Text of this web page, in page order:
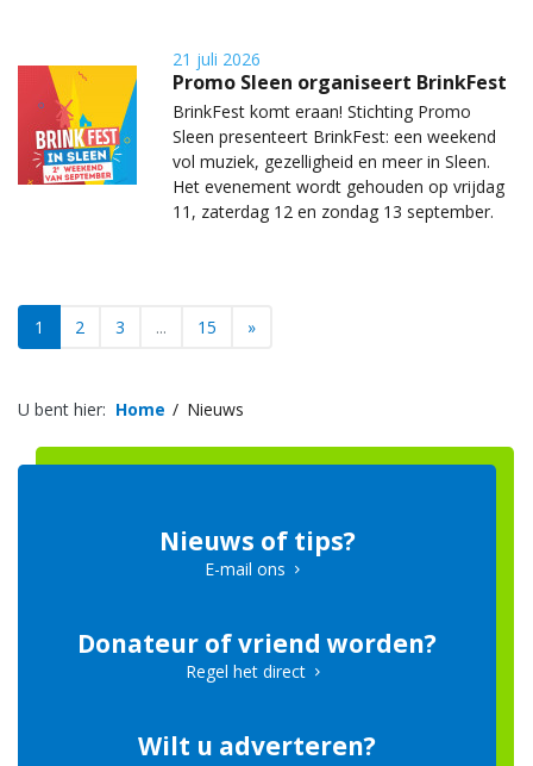
21 juli 2026
Promo Sleen organiseert BrinkFest
BrinkFest komt eraan! Stichting Promo
Sleen presenteert BrinkFest: een weekend
vol muziek, gezelligheid en meer in Sleen.
Het evenement wordt gehouden op vrijdag
11, zaterdag 12 en zondag 13 september.
1 2 3 ... 15 »
U bent hier: Home Nieuws
Nieuws of tips?
E-mail ons
Donateur of vriend worden?
Regel het direct
Wilt u adverteren?